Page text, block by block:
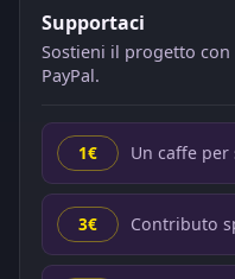
Supportaci
Sostieni il progetto
PayPal.
1€ Un caffe
3€ Contributo